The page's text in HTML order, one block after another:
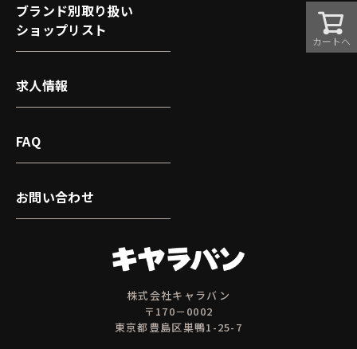
カートへ
株式会社キャラバン
〒170－0002
東京都豊島区巣鴨1-25-7
ブランド別取り扱い
ショップリスト
求人情報
FAQ
お問い合わせ